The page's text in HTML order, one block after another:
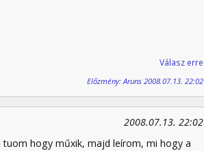
Válasz erre
Előzmény: Aruns 2008.07.13. 22:02
2008.07.13. 22:02
hogy műxik, majd leírom, mi hogy a